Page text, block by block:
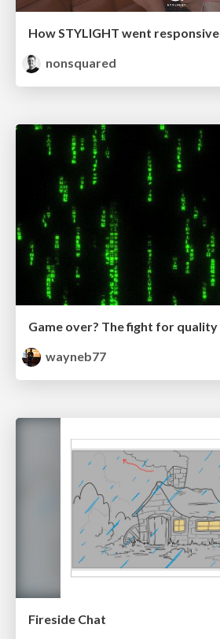
How STYLIGHT went responsive
nonsquared
wayneb77
Fireside Chat